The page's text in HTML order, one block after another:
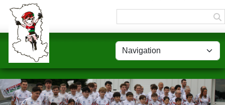
Panneau de gestion des cookies